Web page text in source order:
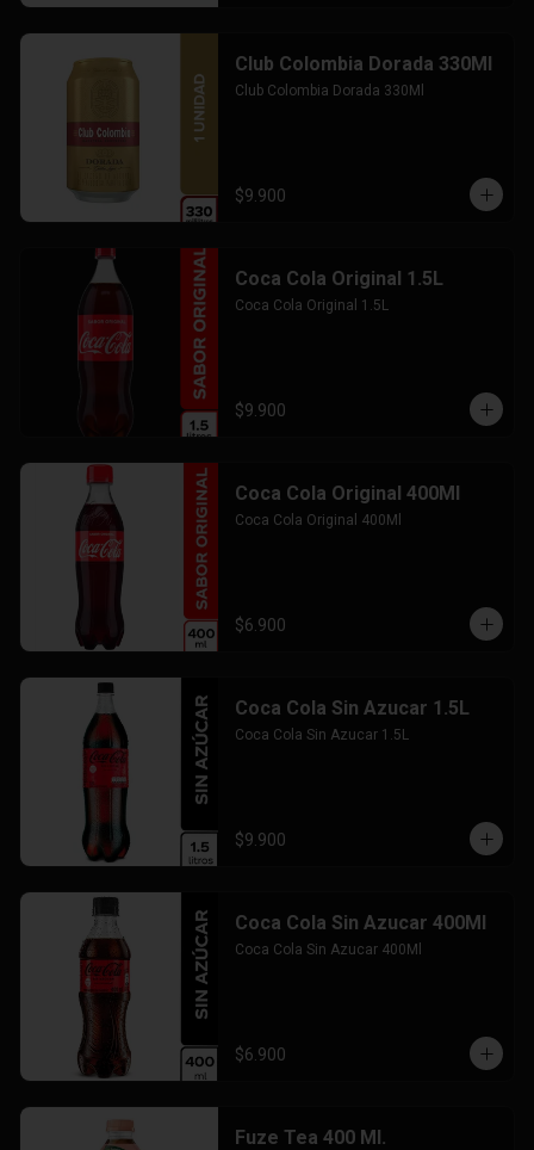
Club Colombia Dorada 330Ml
Club Colombia Dorada 330Ml
$9.900
Coca Cola Original 1.5L
Coca Cola Original 1.5L
$9.900
Coca Cola Original 400Ml
Coca Cola Original 400Ml
$6.900
Coca Cola Sin Azucar 1.5L
Coca Cola Sin Azucar 1.5L
$9.900
Coca Cola Sin Azucar 400Ml
Coca Cola Sin Azucar 400Ml
$6.900
Fuze Tea 400 Ml.